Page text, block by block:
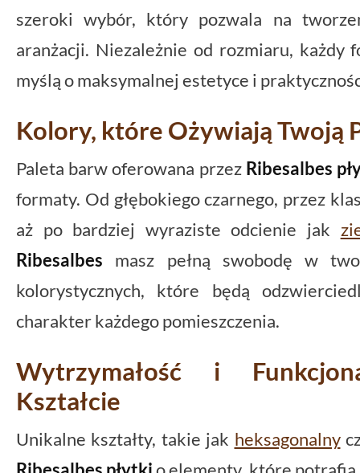
szeroki wybór, który pozwala na
aranżacji. Niezależnie od rozmiaru, każdy
myślą o maksymalnej estetyce i
Kolory, które Ożywiają Twoją
Paleta barw oferowana przez Ribesalbes
formaty. Od głębokiego czarnego, przez
aż po bardziej wyraziste odcienie jak
Ribesalbes masz pełną swobodę w
kolorystycznych, które będą
charakter każdego pomieszczenia.
Wytrzymałość i
Kształcie
Unikalne kształty, takie jak heksagonalny